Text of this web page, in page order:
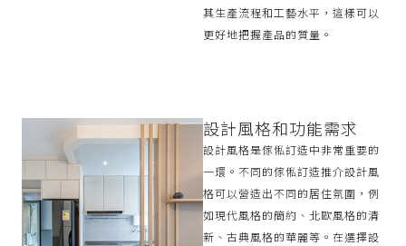
其生產流程和工藝水平，這樣可以
更好地把握產品的質量。
設計風格和功能需求
設計風格是傢俬訂造中非常重要的
一環。不同的傢俬訂造推介設計風
格可以營造出不同的居住氛圍，例
如現代風格的簡約、北歐風格的清
新、古典風格的華麗等。在選擇設